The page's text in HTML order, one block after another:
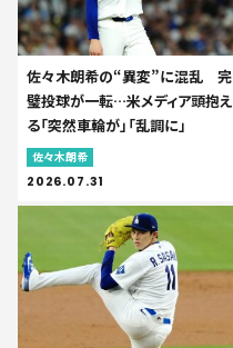
佐々木朗希の“異変”に混乱 完
璧投球が一転…米メディア頭抱え
る「突然車輪が」「乱調に」
佐々木朗希
2026.07.31